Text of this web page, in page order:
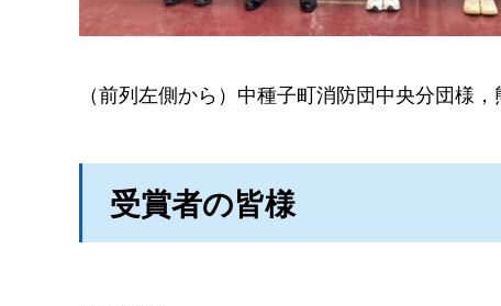
（前列左側から）中種子町消防団中央分団様
受賞者の皆様